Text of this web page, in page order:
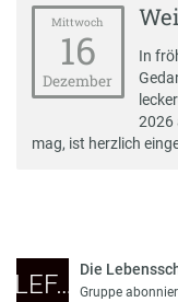
Mittwoch
16
Dezember
In
2026
mag, ist herzlich
LEF… Die
Gruppe